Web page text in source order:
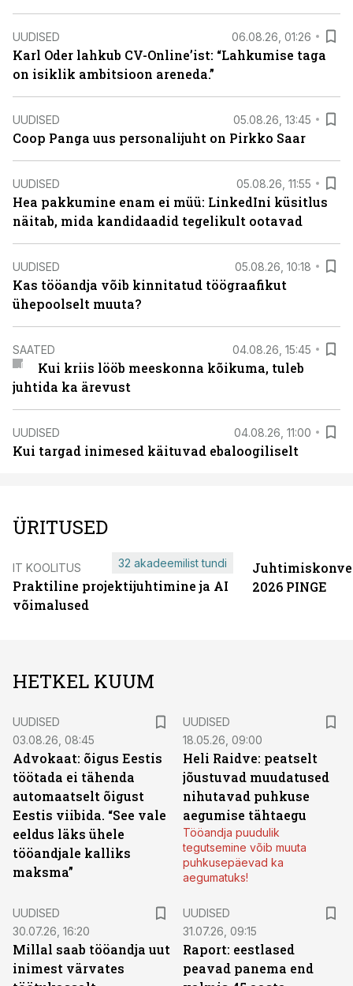
UUDISED 06.08.26, 01:26
Karl Oder lahkub CV-Online’ist: “Lahkumise taga
on isiklik ambitsioon areneda.”
UUDISED 05.08.26, 13:45
Coop Panga uus personalijuht on Pirkko Saar
UUDISED 05.08.26, 11:55
Hea pakkumine enam ei müü: LinkedIni küsitlus
näitab, mida kandidaadid tegelikult ootavad
UUDISED 05.08.26, 10:18
Kas tööandja võib kinnitatud töögraafikut
ühepoolselt muuta?
SAATED 04.08.26, 15:45
Kui kriis lööb meeskonna kõikuma, tuleb
juhtida ka ärevust
UUDISED 04.08.26, 11:00
Kui targad inimesed käituvad ebaloogiliselt
ÜRITUSED
IT KOOLITUS
Praktiline projektijuhtimine ja AI
võimalused
32 akadeemilist tundi
2026 PINGE
HETKEL KUUM
UUDISED
03.08.26, 08:45
Advokaat: õigus Eestis
töötada ei tähenda
automaatselt õigust
Eestis viibida. “See vale
eeldus läks ühele
tööandjale kalliks
maksma”
UUDISED
18.05.26, 09:00
Heli Raidve: peatselt
jõustuvad muudatused
nihutavad puhkuse
aegumise tähtaegu
Tööandja puudulik
tegutsemine võib muuta
puhkusepäevad ka
aegumatuks!
UUDISED
30.07.26, 16:20
Millal saab tööandja uut
inimest värvates
UUDISED
31.07.26, 09:15
Raport: eestlased
peavad panema end